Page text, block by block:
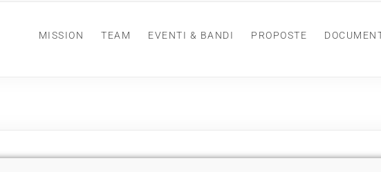
MISSION TEAM EVENTI & BANDI PROPOSTE